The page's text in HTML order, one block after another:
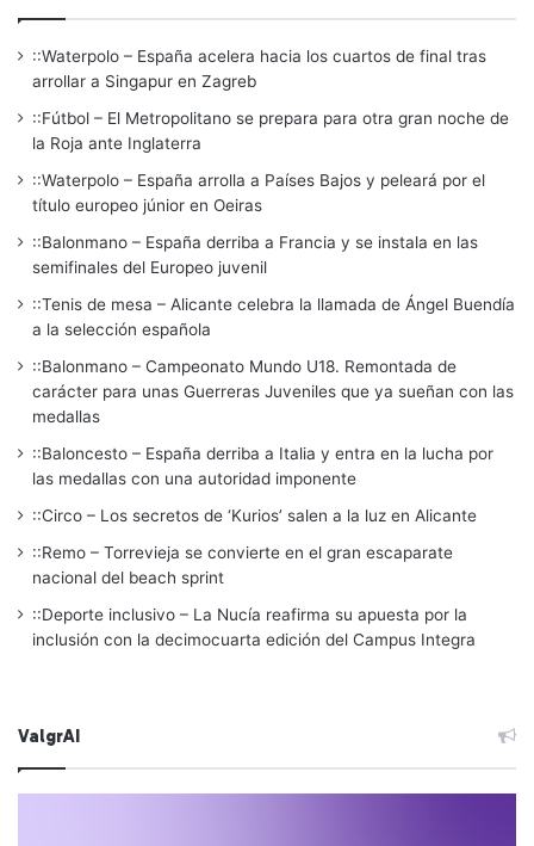
::Waterpolo – España acelera hacia los cuartos de final tras
arrollar a Singapur en Zagreb
::Fútbol – El Metropolitano se prepara para otra gran noche de
la Roja ante Inglaterra
::Waterpolo – España arrolla a Países Bajos y peleará por el
título europeo júnior en Oeiras
::Balonmano – España derriba a Francia y se instala en las
semifinales del Europeo juvenil
::Tenis de mesa – Alicante celebra la llamada de Ángel Buendía
a la selección española
::Balonmano – Campeonato Mundo U18. Remontada de
carácter para unas Guerreras Juveniles que ya sueñan con las
medallas
::Baloncesto – España derriba a Italia y entra en la lucha por
las medallas con una autoridad imponente
::Circo – Los secretos de ‘Kurios’ salen a la luz en Alicante
::Remo – Torrevieja se convierte en el gran escaparate
nacional del beach sprint
::Deporte inclusivo – La Nucía reafirma su apuesta por la
inclusión con la decimocuarta edición del Campus Integra
ValgrAI